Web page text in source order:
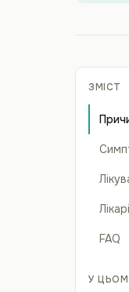
ЗМІСТ
Лікарі
FAQ
У